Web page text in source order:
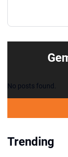
No posts found.
Trending